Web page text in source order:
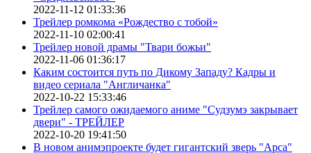
2022-11-12 01:33:36
Трейлер ромкома «Рождество с тобой»
2022-11-10 02:00:41
Трейлер новой драмы "Твари божьи"
2022-11-06 01:36:17
Каким состоится путь по Дикому Западу? Кадры и
видео сериала "Англичанка"
2022-10-22 15:33:46
Трейлер самого ожидаемого аниме "Судзумэ закрывает
двери" - ТРЕЙЛЕР
2022-10-20 19:41:50
В новом анимэпроекте будет гигантский зверь "Арса"